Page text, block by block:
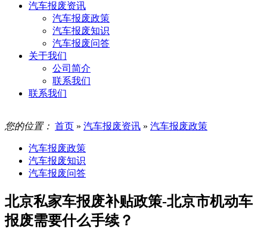
汽车报废资讯
汽车报废政策
汽车报废知识
汽车报废问答
关于我们
公司简介
联系我们
联系我们
您的位置： 首页 » 汽车报废资讯 » 汽车报废政策
汽车报废政策
汽车报废知识
汽车报废问答
北京私家车报废补贴政策-北京市机动车
报废需要什么手续？